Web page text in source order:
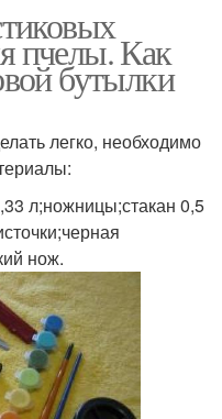
пчелы. Как
бутылки
легко, необходимо
л;ножницы;стакан 0,5
нож.